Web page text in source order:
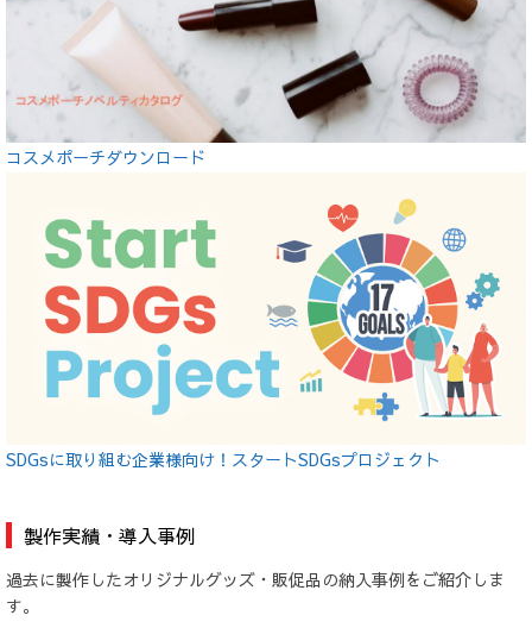
コスメポーチダウンロード
SDGsに取り組む企業様向け！スタートSDGsプロジェクト
製作実績・導入事例
過去に製作したオリジナルグッズ・販促品の納入事例をご紹介しま
す。